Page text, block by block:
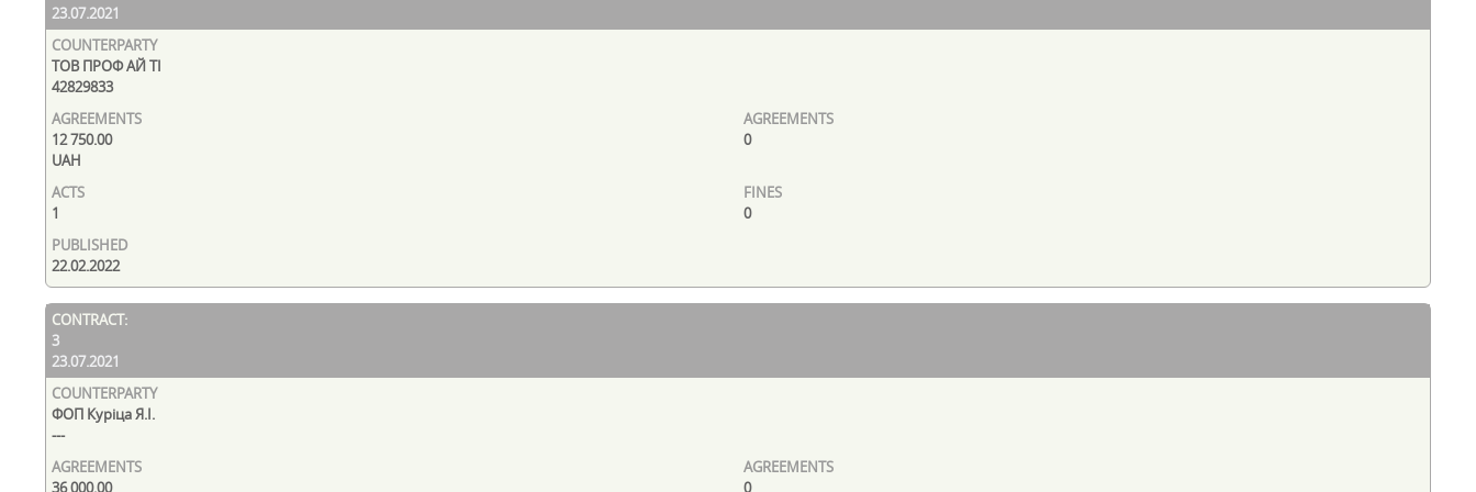
23.07.2021
ТОВ ПРОФ АЙ ТІ
42829833
12 750.00
UAH
0
1 0
22.02.2022
3
23.07.2021
ФОП Куріца Я.І.
---
36 000.00 0